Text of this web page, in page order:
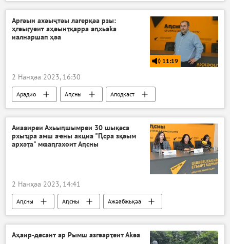
Аргәын ахәыҷтәы лагерқәа рзы:
ҳгәыӷуеит аҳәынҭқарра аԥхьаҟа
иалнаршап ҳәа
11:19
2 Нанҳәа 2023, 16:30
Арадио Аԥсны Аподкаст
Аиааиреи Ахьыԥшымреи 30 шықәса
рхыҵра амш аҽны акциа "Ԥсра зқәым
архәҭа" мҩаԥгахоит Аԥсны
2 Нанҳәа 2023, 14:41
Аԥсны Аԥсны
Ажәабжьқәа
Апресс-центр
Аҳаир-десант ар Рымш азгәарҭеит Аҟәа